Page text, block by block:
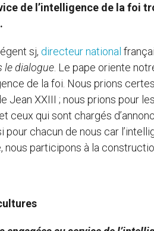
de l’intelligence de la foi
sj, directeur national
le dialogue . Le pape oriente
de la foi. Nous prions
Jean XXIII ; nous prions pour
ceux qui sont chargés
pour chacun de nous car
participons à la